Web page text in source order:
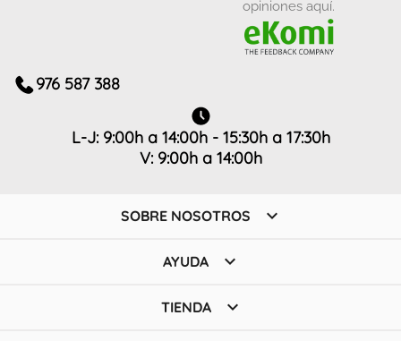
opiniones aquí.
976 587 388
L-J: 9:00h a 14:00h - 15:30h a 17:30h
V: 9:00h a 14:00h
SOBRE NOSOTROS 
AYUDA 
TIENDA 